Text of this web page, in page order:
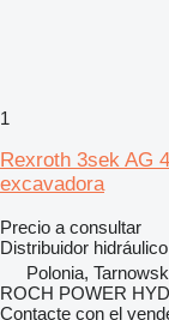
1
Rexroth 3sek AG
excavadora
Precio a consultar
Distribuidor hidráulico
Polonia,
ROCH POWER
Contacte con el